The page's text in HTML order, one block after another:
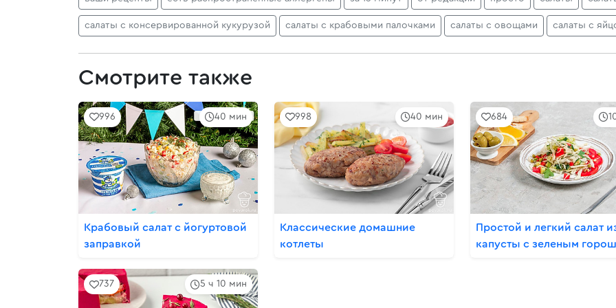
салаты с консервированной кукурузой салаты с крабовыми палочками салаты с овощами салаты с
Смотрите также
40 мин
996
Крабовый салат с йогуртовой
заправкой
40 мин
998
Классические домашние
котлеты
684
Простой и легкий салат
капусты с зеленым
5 ч 10 мин
737